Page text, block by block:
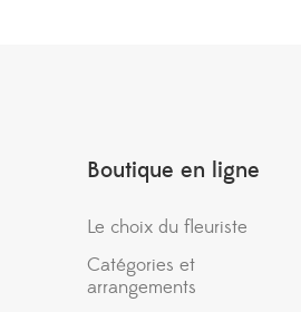
Boutique en ligne
Le choix du fleuriste
Catégories et
arrangements